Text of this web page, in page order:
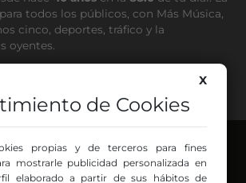
todos los públicos, con Más Música,
cinco, deportes, tráfico y la
oyentes.
VOCES
Agurtzane
X
de Cookies
propias y de terceros para fines
mostrarle publicidad personalizada en
elaborado a partir de sus hábitos de